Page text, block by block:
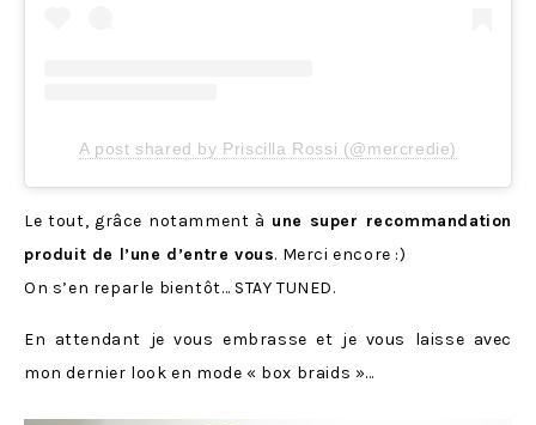
A post shared by Priscilla Rossi (@mercredie)
Le tout, grâce notamment à une super recommandation
produit de l’une d’entre vous. Merci encore :)
On s’en reparle bientôt… STAY TUNED.
En attendant je vous embrasse et je vous laisse avec
mon dernier look en mode « box braids »…